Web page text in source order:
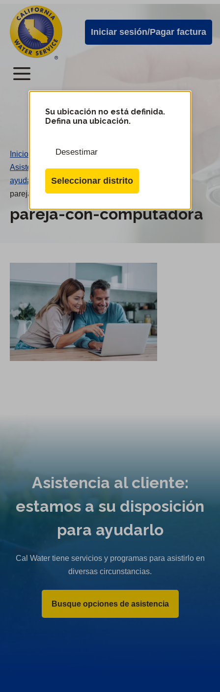
directamente
contenido
principal
Alertas
de
Cal
Water
Iniciar sesión/Pagar factura
Menú
Menú
servicio
de
Cal
Water
Su ubicación no está definida.
Defina una ubicación.
Desestimar
Seleccionar distrito
Inicio
Asistencia al cliente: estamos a su disposición para
ayudarlo
pareja-con-computadora
pareja-con-computadora
Asistencia al cliente:
estamos a su disposición
para ayudarlo
Cal Water tiene servicios y programas para asistirlo en
diversas circunstancias.
Busque opciones de asistencia